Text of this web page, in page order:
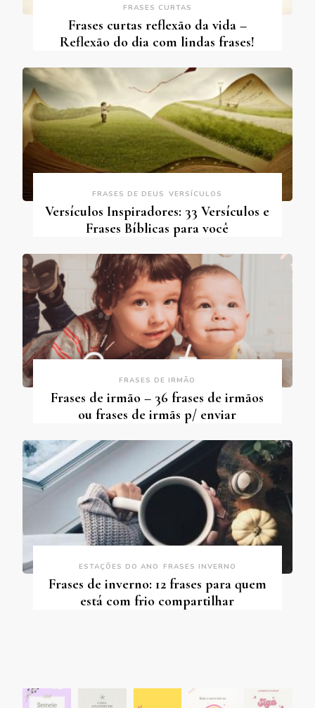
FRASES CURTAS
Frases curtas reflexão da vida –
Reflexão do dia com lindas frases!
FRASES DE DEUS VERSÍCULOS
Versículos Inspiradores: 33 Versículos e
Frases Bíblicas para você
FRASES DE IRMÃO
Frases de irmão – 36 frases de irmãos
ou frases de irmãs p/ enviar
ESTAÇÕES DO ANO FRASES INVERNO
Frases de inverno: 12 frases para quem
está com frio compartilhar